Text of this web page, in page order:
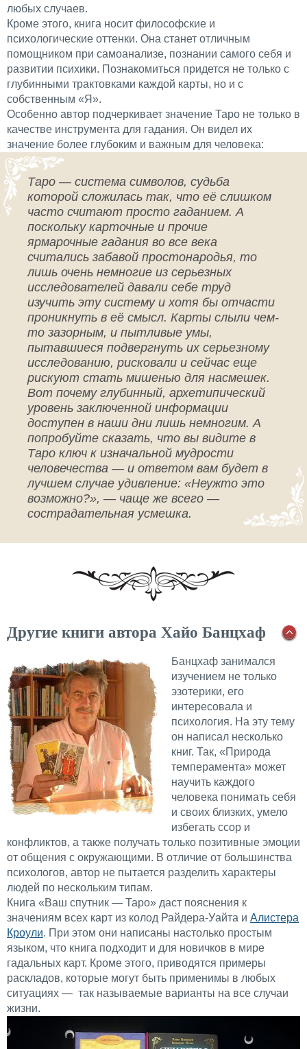
любых случаев.
Кроме этого, книга носит философские и
психологические оттенки. Она станет отличным
помощником при самоанализе, познании самого себя и
развитии психики. Познакомиться придется не только с
глубинными трактовками каждой карты, но и с
собственным «Я».
Особенно автор подчеркивает значение Таро не только в
качестве инструмента для гадания. Он видел их
значение более глубоким и важным для человека:
Таро — система символов, судьба
которой сложилась так, что её слишком
часто считают просто гаданием. А
поскольку карточные и прочие
ярмарочные гадания во все века
считались забавой простонародья, то
лишь очень немногие из серьезных
исследователей давали себе труд
изучить эту систему и хотя бы отчасти
проникнуть в её смысл. Карты слыли чем-
то зазорным, и пытливые умы,
пытавшиеся подвергнуть их серьезному
исследованию, рисковали и сейчас еще
рискуют стать мишенью для насмешек.
Вот почему глубинный, архетипический
уровень заключенной информации
доступен в наши дни лишь немногим. А
попробуйте сказать, что вы видите в
Таро ключ к изначальной мудрости
человечества — и ответом вам будет в
лучшем случае удивление: «Неужто это
возможно?», — чаще же всего —
сострадательная усмешка.
Другие книги автора Хайо Банцхаф
Банцхаф занимался
изучением не только
эзотерики, его
интересовала и
психология. На эту тему
он написал несколько
книг. Так, «Природа
темперамента» может
научить каждого
человека понимать себя
и своих близких, умело
избегать ссор и
конфликтов, а также получать только позитивные эмоции
от общения с окружающими. В отличие от большинства
психологов, автор не пытается разделить характеры
людей по нескольким типам.
Книга «Ваш спутник — Таро» даст пояснения к
значениям всех карт из колод Райдера-Уайта и Алистера
Кроули. При этом они написаны настолько простым
языком, что книга подходит и для новичков в мире
гадальных карт. Кроме этого, приводятся примеры
раскладов, которые могут быть применимы в любых
ситуациях — так называемые варианты на все случаи
жизни.